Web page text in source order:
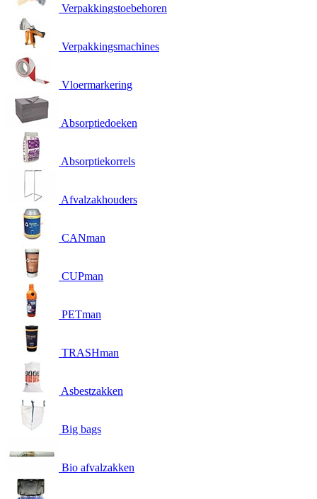
Verpakkingstoebehoren
Verpakkingsmachines
Vloermarkering
Absorptiedoeken
Absorptiekorrels
Afvalzakhouders
CANman
CUPman
PETman
TRASHman
Asbestzakken
Big bags
Bio afvalzakken